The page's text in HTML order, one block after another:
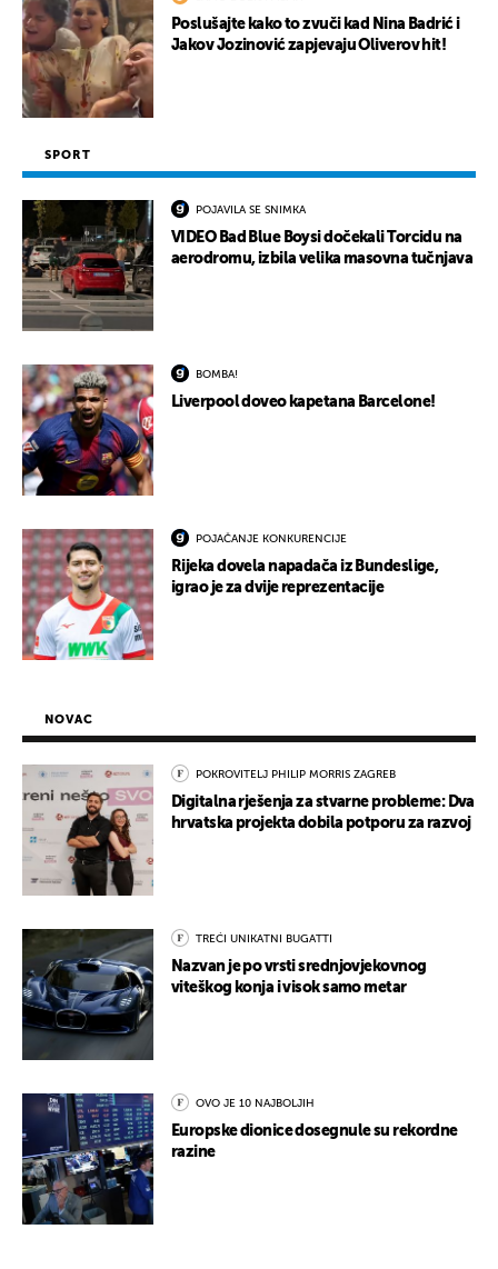
Poslušajte kako to zvuči kad Nina Badrić i
Jakov Jozinović zapjevaju Oliverov hit!
SPORT
POJAVILA SE SNIMKA
VIDEO Bad Blue Boysi dočekali Torcidu na
aerodromu, izbila velika masovna tučnjava
BOMBA!
Liverpool doveo kapetana Barcelone!
POJAČANJE KONKURENCIJE
Rijeka dovela napadača iz Bundeslige,
igrao je za dvije reprezentacije
NOVAC
POKROVITELJ PHILIP MORRIS ZAGREB
Digitalna rješenja za stvarne probleme: Dva
hrvatska projekta dobila potporu za razvoj
TREĆI UNIKATNI BUGATTI
Nazvan je po vrsti srednjovjekovnog
viteškog konja i visok samo metar
OVO JE 10 NAJBOLJIH
Europske dionice dosegnule su rekordne
razine